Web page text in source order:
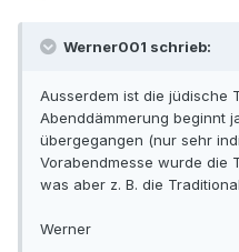
Werner001 schrieb:
Ausserdem ist die jüdische
Abenddämmerung beginnt
übergegangen (nur sehr
Vorabendmesse wurde die
was aber z. B. die
Werner